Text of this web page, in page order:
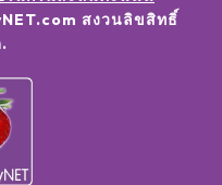
สงวนลิขสิทธิ์
.